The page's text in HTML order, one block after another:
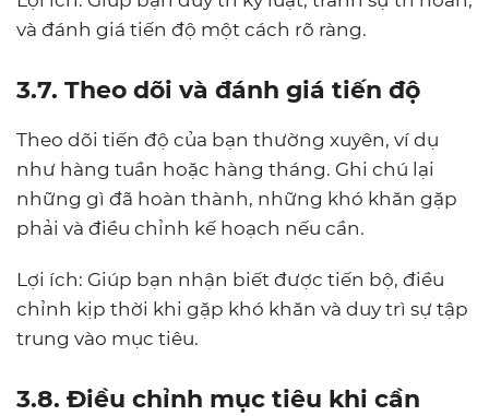
và đánh giá tiến độ một cách rõ ràng.
3.7. Theo dõi và đánh giá tiến độ
Theo dõi tiến độ của bạn thường xuyên, ví dụ
như hàng tuần hoặc hàng tháng. Ghi chú lại
những gì đã hoàn thành, những khó khăn gặp
phải và điều chỉnh kế hoạch nếu cần.
Lợi ích: Giúp bạn nhận biết được tiến bộ, điều
chỉnh kịp thời khi gặp khó khăn và duy trì sự tập
trung vào mục tiêu.
3.8. Điều chỉnh mục tiêu khi cần